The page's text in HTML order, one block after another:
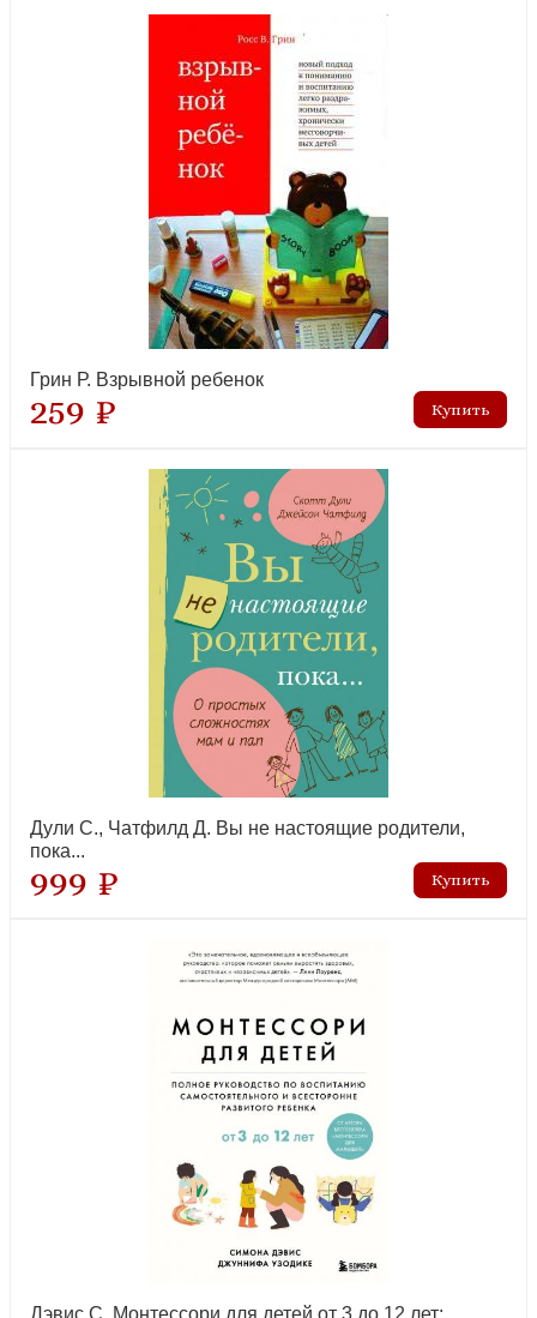
Грин Р. Взрывной ребенок
259 ₽
Дули С., Чатфилд Д. Вы не настоящие родители,
пока...
999 ₽